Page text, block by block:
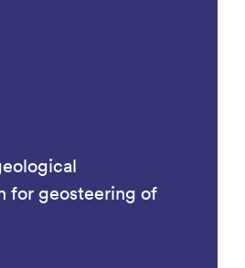
for geosteering of